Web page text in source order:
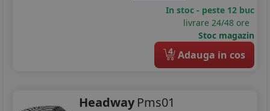
In stoc - peste 12 buc
livrare 24/48 ore
Stoc magazin
4 Adauga in cos
Headway Pms01